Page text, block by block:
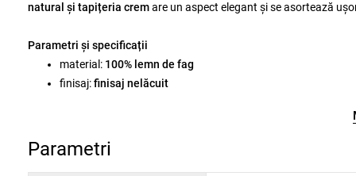
natural și tapițeria cremare un aspect elegant și se asortează
Parametri și specificații
material: 100% lemn de fag
finisaj:finisaj nelăcuit
dimensiuni:
dimensiune în stare pliată:
Parametri